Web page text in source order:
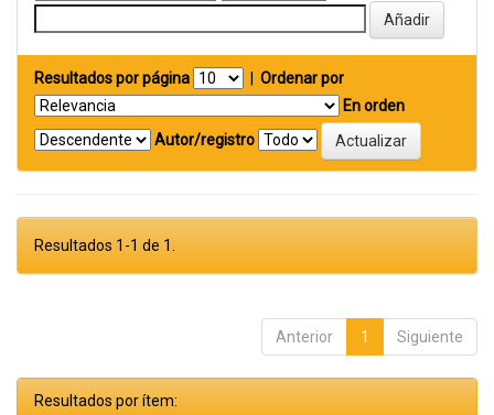
Resultados por página
Ordenar por
En orden
Autor/registro
Resultados 1-1 de 1.
Anterior 1 Siguiente
Resultados por ítem: